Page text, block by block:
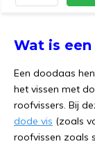
Wat is
Een doodaas
het vissen met
roofvissers. Bij
dode vis (zoals
roofvissen zoals